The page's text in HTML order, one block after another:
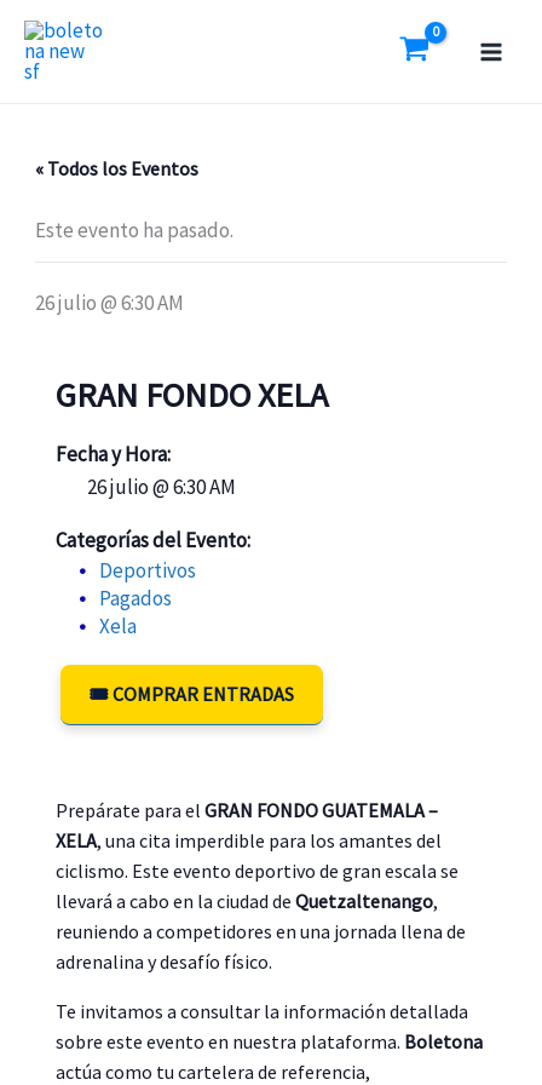
contenido
« Todos los Eventos
Este evento ha pasado.
26 julio @ 6:30 AM
GRAN FONDO XELA
Fecha y Hora:
26 julio @ 6:30 AM
Categorías del Evento:
Deportivos
Pagados
Xela
🎟️ COMPRAR ENTRADAS
Prepárate para elGRAN FONDO GUATEMALA –
XELA, una cita imperdible para los amantes del
ciclismo. Este evento deportivo de gran escala se
llevará a cabo en la ciudad deQuetzaltenango,
reuniendo a competidores en una jornada llena de
adrenalina y desafío físico.
Te invitamos a consultar la información detallada
sobre este evento en nuestra plataforma. Boletona
actúa como tu cartelera de referencia,